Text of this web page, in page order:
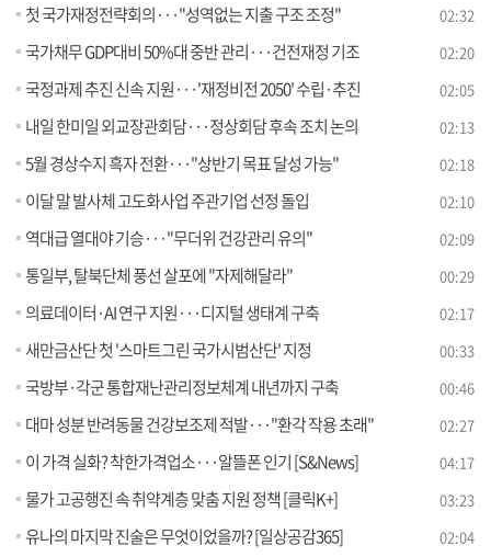
첫 국가재정전략회의···"성역없는 지출 구조 조정" 02:32
국가채무 GDP대비 50%대 중반 관리···건전재정 기조 02:20
국정과제 추진 신속 지원···'재정비전 2050' 수립·추진 02:05
내일 한미일 외교장관회담···정상회담 후속 조치 논의 02:13
5월 경상수지 흑자 전환···"상반기 목표 달성 가능" 02:18
이달 말 발사체 고도화사업 주관기업 선정 돌입 02:10
역대급 열대야 기승···"무더위 건강관리 유의" 02:09
통일부, 탈북단체 풍선 살포에 "자제해달라" 00:29
의료데이터·AI 연구 지원···디지털 생태계 구축 02:17
새만금산단 첫 '스마트그린 국가시범산단' 지정 00:33
국방부·각군 통합재난관리정보체계 내년까지 구축 00:46
대마 성분 반려동물 건강보조제 적발···"환각 작용 초래" 02:27
이 가격 실화? 착한가격업소···알뜰폰 인기 [S&News] 04:17
물가 고공행진 속 취약계층 맞춤 지원 정책 [클릭K+] 03:23
유나의 마지막 진술은 무엇이었을까? [일상공감365] 02:04